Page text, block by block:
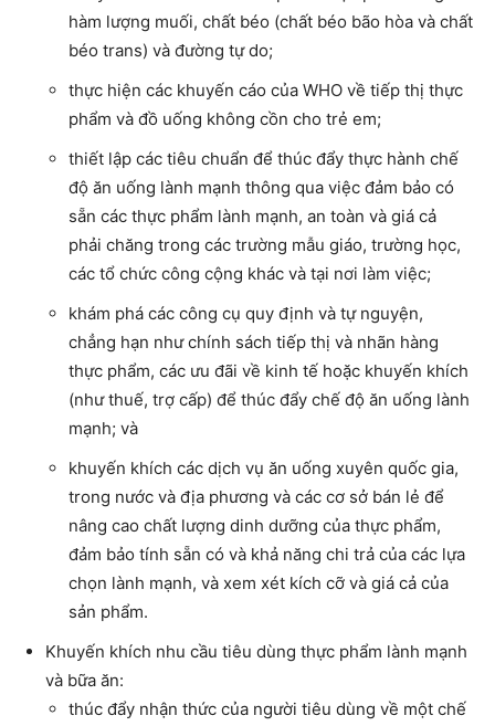
hàm lượng muối, chất béo (chất béo bão hòa và chất
béo trans) và đường tự do;
thực hiện các khuyến cáo của WHO về tiếp thị thực
phẩm và đồ uống không cồn cho trẻ em;
thiết lập các tiêu chuẩn để thúc đẩy thực hành chế
độ ăn uống lành mạnh thông qua việc đảm bảo có
sẵn các thực phẩm lành mạnh, an toàn và giá cả
phải chăng trong các trường mẫu giáo, trường học,
các tổ chức công cộng khác và tại nơi làm việc;
khám phá các công cụ quy định và tự nguyện,
chẳng hạn như chính sách tiếp thị và nhãn hàng
thực phẩm, các ưu đãi về kinh tế hoặc khuyến khích
(như thuế, trợ cấp) để thúc đẩy chế độ ăn uống lành
mạnh; và
khuyến khích các dịch vụ ăn uống xuyên quốc gia,
trong nước và địa phương và các cơ sở bán lẻ để
nâng cao chất lượng dinh dưỡng của thực phẩm,
đảm bảo tính sẵn có và khả năng chi trả của các lựa
chọn lành mạnh, và xem xét kích cỡ và giá cả của
sản phẩm.
Khuyến khích nhu cầu tiêu dùng thực phẩm lành mạnh
và bữa ăn:
thúc đẩy nhận thức của người tiêu dùng về một chế